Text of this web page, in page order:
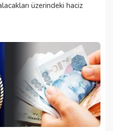
üzerindeki haciz